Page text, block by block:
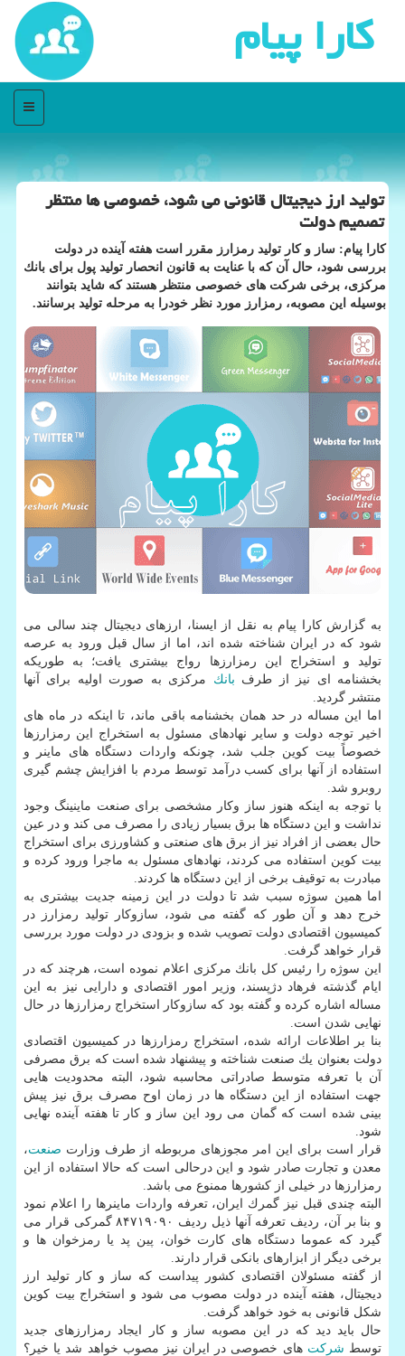
كارا پیام
منو
تولید ارز دیجیتال قانونی می شود، خصوصی ها منتظر
تصمیم دولت
كارا پیام: ساز و كار تولید رمزارز مقرر است هفته آینده در دولت
بررسی شود، حال آن كه با عنایت به قانون انحصار تولید پول برای بانك
مركزی، برخی شركت های خصوصی منتظر هستند كه شاید بتوانند
بوسیله این مصوبه، رمزارز مورد نظر خودرا به مرحله تولید برسانند.
به گزارش كارا پیام به نقل از ایسنا، ارزهای دیجیتال چند سالی می
شود كه در ایران شناخته شده اند، اما از سال قبل ورود به عرصه
تولید و استخراج این رمزارزها رواج بیشتری یافت؛ به طوریكه
بخشنامه ای نیز از طرف بانك مركزی به صورت اولیه برای آنها
منتشر گردید.
اما این مساله در حد همان بخشنامه باقی ماند، تا اینكه در ماه های
اخیر توجه دولت و سایر نهادهای مسئول به استخراج این رمزارزها
خصوصاً بیت كوین جلب شد، چونكه واردات دستگاه های ماینر و
استفاده از آنها برای كسب درآمد توسط مردم با افزایش چشم گیری
روبرو شد.
با توجه به اینكه هنوز ساز وكار مشخصی برای صنعت ماینینگ وجود
نداشت و این دستگاه ها برق بسیار زیادی را مصرف می كند و در عین
حال بعضی از افراد نیز از برق های صنعتی و كشاورزی برای استخراج
بیت كوین استفاده می كردند، نهادهای مسئول به ماجرا ورود كرده و
مبادرت به توقیف برخی از این دستگاه ها كردند.
اما همین سوژه سبب شد تا دولت در این زمینه جدیت بیشتری به
خرج دهد و آن طور كه گفته می شود، سازوكار تولید رمزارز در
كمیسیون اقتصادی دولت تصویب شده و بزودی در دولت مورد بررسی
قرار خواهد گرفت.
این سوژه را رئیس كل بانك مركزی اعلام نموده است، هرچند كه در
ایام گذشته فرهاد دژپسند، وزیر امور اقتصادی و دارایی نیز به این
مساله اشاره كرده و گفته بود كه سازوكار استخراج رمزارزها در حال
نهایی شدن است.
بنا بر اطلاعات ارائه شده، استخراج رمزارزها در كمیسیون اقتصادی
دولت بعنوان یك صنعت شناخته و پیشنهاد شده است كه برق مصرفی
آن با تعرفه متوسط صادراتی محاسبه شود، البته محدودیت هایی
جهت استفاده از این دستگاه ها در زمان اوح مصرف برق نیز پیش
بینی شده است كه گمان می رود این ساز و كار تا هفته آینده نهایی
شود.
قرار است برای این امر مجوزهای مربوطه از طرف وزارت صنعت،
معدن و تجارت صادر شود و این درحالی است كه حالا استفاده از این
رمزارزها در خیلی از كشورها ممنوع می باشد.
البته چندی قبل نیز گمرك ایران، تعرفه واردات ماینرها را اعلام نمود
و بنا بر آن، ردیف تعرفه آنها ذیل ردیف ۸۴۷۱۹۰۹۰ گمركی قرار می
گیرد كه عموما دستگاه های كارت خوان، پین پد یا رمزخوان ها و
برخی دیگر از ابزارهای بانكی قرار دارند.
از گفته مسئولان اقتصادی كشور پیداست كه ساز و كار تولید ارز
دیجیتال، هفته آینده در دولت مصوب می شود و استخراج بیت كوین
شكل قانونی به خود خواهد گرفت.
حال باید دید كه در این مصوبه ساز و كار ایجاد رمزارزهای جدید
توسط شركت های خصوصی در ایران نیز مصوب خواهد شد یا خیر؟